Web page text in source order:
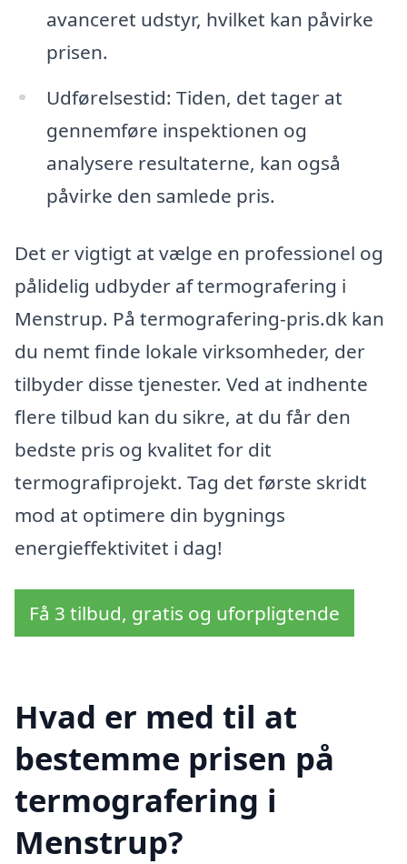
avanceret udstyr, hvilket kan påvirke
prisen.
Udførelsestid: Tiden, det tager at
gennemføre inspektionen og
analysere resultaterne, kan også
påvirke den samlede pris.
Det er vigtigt at vælge en professionel og
pålidelig udbyder af termografering i
Menstrup. På termografering-pris.dk kan
du nemt finde lokale virksomheder, der
tilbyder disse tjenester. Ved at indhente
flere tilbud kan du sikre, at du får den
bedste pris og kvalitet for dit
termografiprojekt. Tag det første skridt
mod at optimere din bygnings
energieffektivitet i dag!
Få 3 tilbud, gratis og uforpligtende
Hvad er med til at
bestemme prisen på
termografering i
Menstrup?